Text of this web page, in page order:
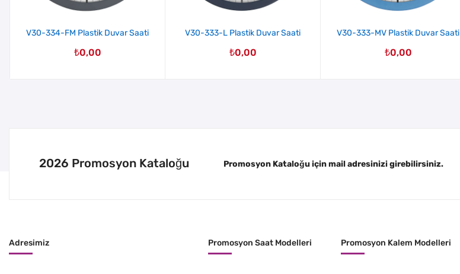
V30-334-FM Plastik Duvar Saati
₺0,00
V30-333-L Plastik Duvar Saati
₺0,00
V30-333-MV Plastik Duvar Saati
₺0,00
2026 Promosyon Kataloğu Promosyon Kataloğu için mail adresinizi girebilirsiniz.
Adresimiz Promosyon Saat Modelleri Promosyon Kalem Modelleri